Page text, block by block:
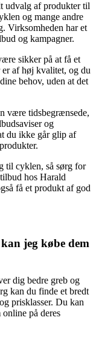
udvalg af produkter til
og mange andre
Virksomheden har et
og kampagner.
sikker på at få et
af høj kvalitet, og du
behov, uden at det
være tidsbegrænsede,
og
du ikke går glip af
til cyklen, så sørg for
hos Harald
få et produkt af god
jeg købe dem
dig bedre greb og
kan du finde et bredt
prisklasser. Du kan
på deres